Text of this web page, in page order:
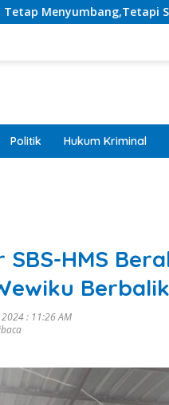
Selektif Demi
Politik Hukum Kriminal
HMS
: 11:26 AM